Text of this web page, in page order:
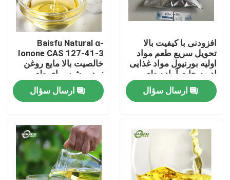
خونه
ویدیو
افزودنی با کیفیت بالا
تحویل سریع طعم مواد
اولیه بورنیول مواد غذایی
ادویه جات آماده طعم
ارسال سؤال
Baisfu Natural α-
Ionone CAS 127-41-3
خالصیت بالا مایع روغن
زرد روشن برای طعم
مواد غذایی و عطر
آرایشی ارسال سؤال